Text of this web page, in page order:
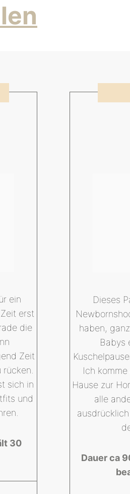
ein
erst
die
Zeit
sich in
und
30
Dieses
haben,
Babys
Ich
Hause zur
alle
Dauer ca